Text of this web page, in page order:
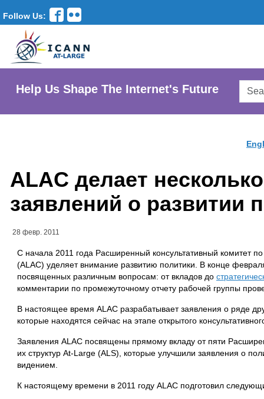
Follow Us:
Help Us Shape The Internet's Future
ALAC делает
заявлений о развитии
28 февр. 2011
С начала 2011 года Расширенный консультативный комитет
(ALAC) уделяет внимание развитию политики. В конце
посвященных различным вопросам: от вкладов до
комментарии по промежуточному отчету рабочей группы
В настоящее время ALAC разрабатывает заявления о ряде
которые находятся сейчас на этапе открытого
Заявления ALAC посвящены прямому вкладу от пяти
их структур At-Large (ALS), которые улучшили заявления о
видением.
К настоящему времени в 2011 году ALAC подготовил